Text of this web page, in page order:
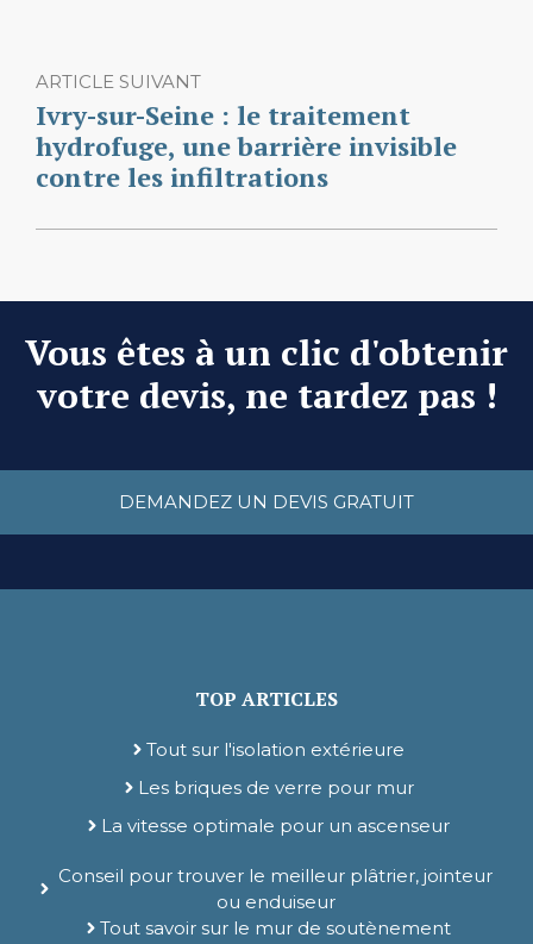
ARTICLE SUIVANT
Ivry-sur-Seine : le traitement
hydrofuge, une barrière invisible
contre les infiltrations
Vous êtes à un clic d'obtenir
votre devis, ne tardez pas !
DEMANDEZ UN DEVIS GRATUIT
TOP ARTICLES
Tout sur l'isolation extérieure
Les briques de verre pour mur
La vitesse optimale pour un ascenseur
Conseil pour trouver le meilleur plâtrier, jointeur
ou enduiseur
Tout savoir sur le mur de soutènement